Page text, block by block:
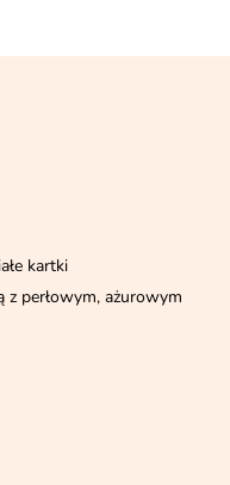
kartki
z perłowym, ażurowym